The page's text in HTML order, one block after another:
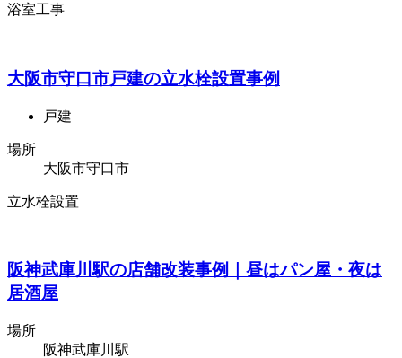
浴室工事
大阪市守口市戸建の立水栓設置事例
戸建
場所
大阪市守口市
立水栓設置
阪神武庫川駅の店舗改装事例｜昼はパン屋・夜は
居酒屋
場所
阪神武庫川駅